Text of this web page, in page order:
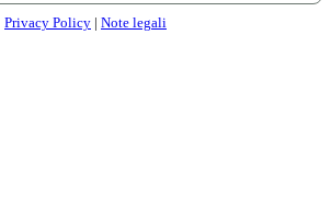
Privacy Policy | Note legali